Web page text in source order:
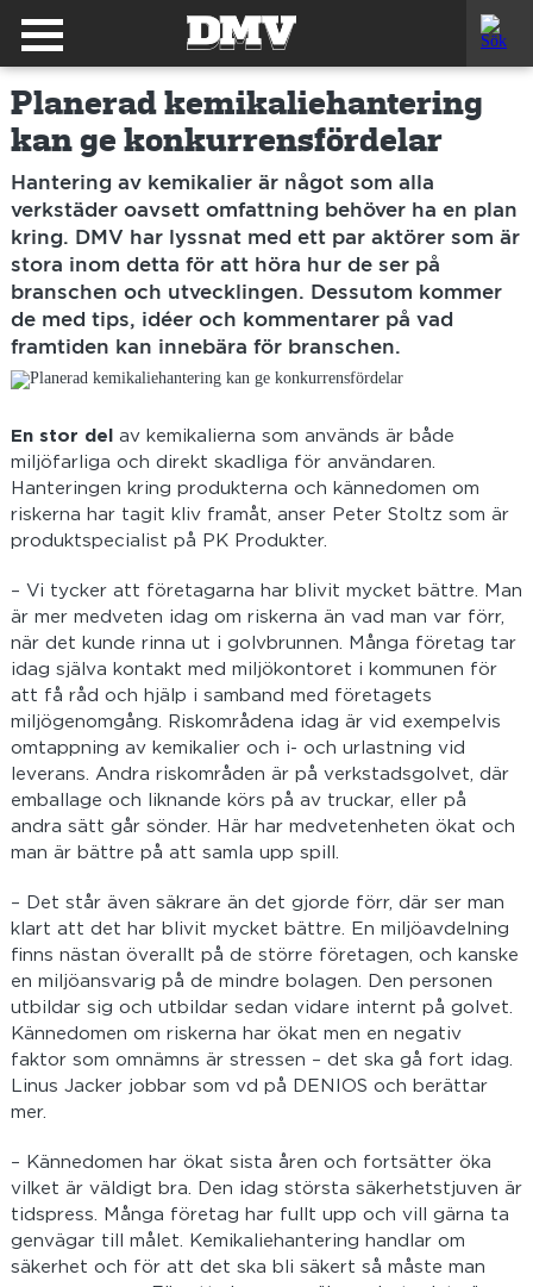
Planerad kemikaliehantering
kan ge konkurrensfördelar
Hantering av kemikalier är något som alla
verkstäder oavsett omfattning behöver ha en plan
kring. DMV har lyssnat med ett par aktörer som är
stora inom detta för att höra hur de ser på
branschen och utvecklingen. Dessutom kommer
de med tips, idéer och kommentarer på vad
framtiden kan innebära för branschen.
En stor del
av kemikalierna som används är både
miljöfarliga och direkt skadliga för användaren.
Hanteringen kring produkterna och kännedomen om
riskerna har tagit kliv framåt, anser Peter Stoltz som är
produktspecialist på PK Produkter.
– Vi tycker att företagarna har blivit mycket bättre. Man
är mer medveten idag om riskerna än vad man var förr,
när det kunde rinna ut i golvbrunnen. Många företag tar
idag själva kontakt med miljökontoret i kommunen för
att få råd och hjälp i samband med företagets
miljögenomgång. Riskområdena idag är vid exempelvis
omtappning av kemikalier och i- och urlastning vid
leverans. Andra riskområden är på verkstadsgolvet, där
emballage och liknande körs på av truckar, eller på
andra sätt går sönder. Här har medvetenheten ökat och
man är bättre på att samla upp spill.
– Det står även säkrare än det gjorde förr, där ser man
klart att det har blivit mycket bättre. En miljöavdelning
finns nästan överallt på de större företagen, och kanske
en miljöansvarig på de mindre bolagen. Den personen
utbildar sig och utbildar sedan vidare internt på golvet.
Kännedomen om riskerna har ökat men en negativ
faktor som omnämns är stressen – det ska gå fort idag.
Linus Jacker jobbar som vd på DENIOS och berättar
mer.
– Kännedomen har ökat sista åren och fortsätter öka
vilket är väldigt bra. Den idag största säkerhetstjuven är
tidspress. Många företag har fullt upp och vill gärna ta
genvägar till målet. Kemikaliehantering handlar om
säkerhet och för att det ska bli säkert så måste man